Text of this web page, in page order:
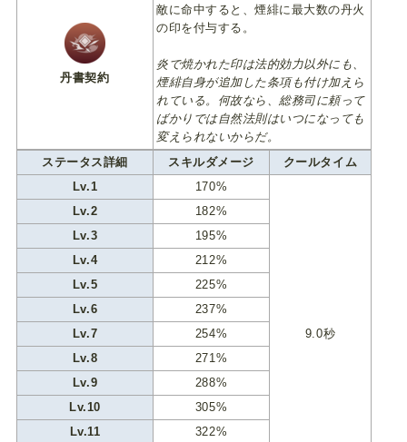
丹書契約
敵に命中すると、煙緋に最大数の丹火
の印を付与する。
炎で焼かれた印は法的効力以外にも、
煙緋自身が追加した条項も付け加えら
れている。何故なら、総務司に頼って
ばかりでは自然法則はいつになっても
変えられないからだ。
ステータス詳細
スキルダメージ
クールタイム
Lv.1
170%
9.0秒
Lv.2
182%
Lv.3
195%
Lv.4
212%
Lv.5
225%
Lv.6
237%
Lv.7
254%
Lv.8
271%
Lv.9
288%
Lv.10
305%
Lv.11
322%